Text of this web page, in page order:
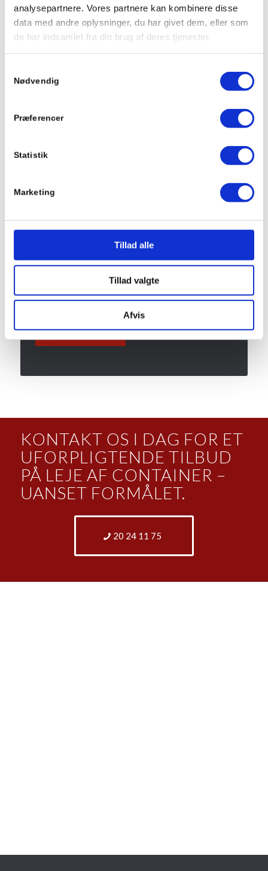
analysepartnere. Vores partnere kan kombinere disse
data med andre oplysninger, du har givet dem, eller som
de har indsamlet fra din brug af deres tjenester.
Nødvendig
Præferencer
Statistik
Marketing
Tillad alle
Tillad valgte
Afvis
KONTAKT OS I DAG FOR ET
UFORPLIGTENDE TILBUD
PÅ LEJE AF CONTAINER –
UANSET FORMÅLET.
20 24 11 75